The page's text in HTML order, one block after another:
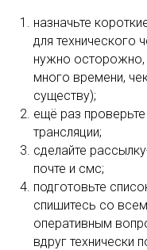
назначьте
для технического
нужно осторожно,
много времени,
существу);
ещё раз
трансляции;
сделайте
почте и смс;
подготовьте
спишитесь со
оперативным
вдруг технически